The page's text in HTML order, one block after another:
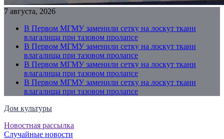
7 августа, 2026
В Первом МГМУ заменили сетку на лоскут ткани
влагалища при тазовом пролапсе
В Первом МГМУ заменили сетку на лоскут ткани
влагалища при тазовом пролапсе
В Первом МГМУ заменили сетку на лоскут ткани
влагалища при тазовом пролапсе
В Первом МГМУ заменили сетку на лоскут ткани
влагалища при тазовом пролапсе
Дом культуры
Just another WordPress site
Новостная рассылка
Случайные новости